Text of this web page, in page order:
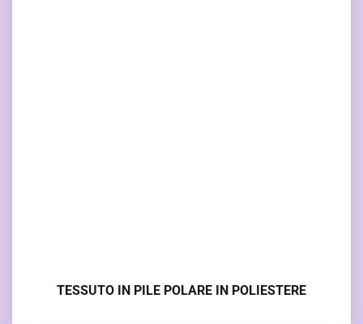
TESSUTO IN PILE POLARE IN POLIESTERE